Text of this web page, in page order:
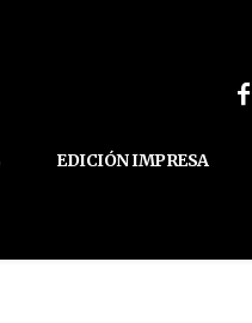
EDICIÓN IMPRESA